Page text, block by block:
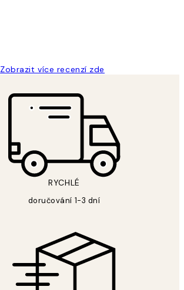
Zobrazit více recenzí zde
RYCHLÉ
doručování 1-3 dní